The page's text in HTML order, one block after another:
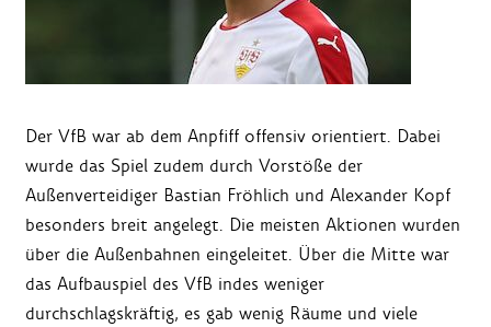
Der VfB war ab dem Anpfiff offensiv orientiert. Dabei
wurde das Spiel zudem durch Vorstöße der
Außenverteidiger Bastian Fröhlich und Alexander Kopf
besonders breit angelegt. Die meisten Aktionen wurden
über die Außenbahnen eingeleitet. Über die Mitte war
das Aufbauspiel des VfB indes weniger
durchschlagskräftig, es gab wenig Räume und viele